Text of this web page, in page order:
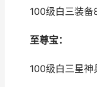
100级白三装备
至尊宝：
100级白三星神